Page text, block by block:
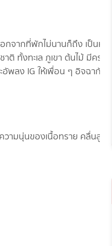
จากที่พักไม่นานก็ถึง เป็นหาด
ทั้งทะเล ภูเขา ต้นไม้ มีครบจบ
พลง IG ให้เพื่อน ๆ อิจฉากัน
ามนุ่นของเนื้อทราย คลื่นลูก